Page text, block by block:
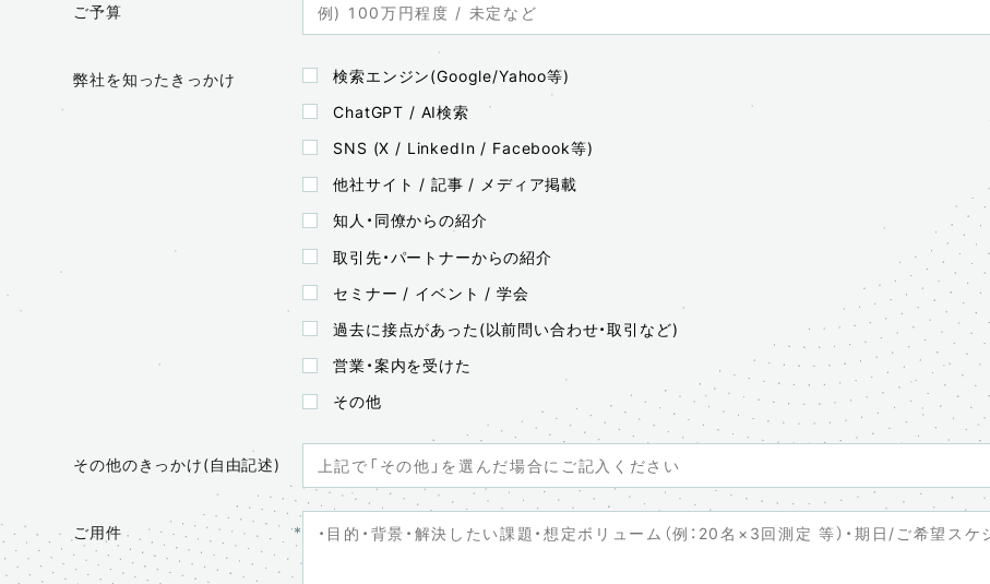
ご予算
弊社を知ったきっかけ
検索エンジン(Google/Yahoo等)
ChatGPT / AI検索
SNS (X / LinkedIn / Facebook等)
他社サイト / 記事 / メディア掲載
知人・同僚からの紹介
取引先・パートナーからの紹介
セミナー / イベント / 学会
過去に接点があった(以前問い合わせ・取引など)
営業・案内を受けた
その他
その他のきっかけ(自由記述)
ご用件